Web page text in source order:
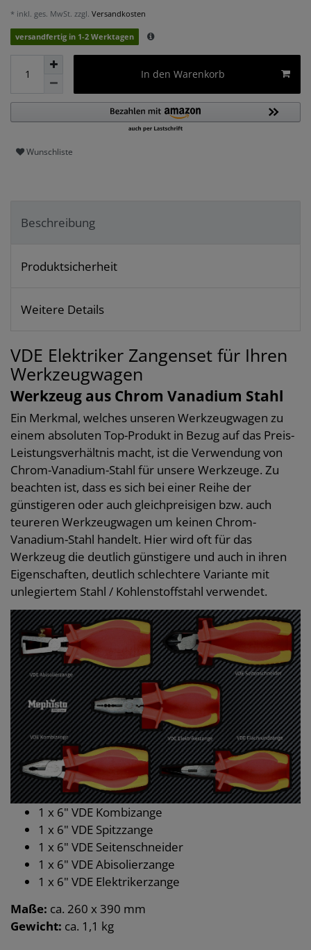
* inkl. ges. MwSt. zzgl. Versandkosten
versandfertig in 1-2 Werktagen
In den Warenkorb
Wunschliste
Beschreibung
Produktsicherheit
Weitere Details
VDE Elektriker Zangenset für Ihren
Werkzeugwagen
Werkzeug aus Chrom Vanadium Stahl
Ein Merkmal, welches unseren Werkzeugwagen zu
einem absoluten Top-Produkt in Bezug auf das Preis-
Leistungsverhältnis macht, ist die Verwendung von
Chrom-Vanadium-Stahl für unsere Werkzeuge. Zu
beachten ist, dass es sich bei einer Reihe der
günstigeren oder auch gleichpreisigen bzw. auch
teureren Werkzeugwagen um keinen Chrom-
Vanadium-Stahl handelt. Hier wird oft für das
Werkzeug die deutlich günstigere und auch in ihren
Eigenschaften, deutlich schlechtere Variante mit
unlegiertem Stahl / Kohlenstoffstahl verwendet.
1 x 6" VDE Kombizange
1 x 6" VDE Spitzzange
1 x 6" VDE Seitenschneider
1 x 6" VDE Abisolierzange
1 x 6" VDE Elektrikerzange
Maße: ca. 260 x 390 mm
Gewicht: ca. 1,1 kg